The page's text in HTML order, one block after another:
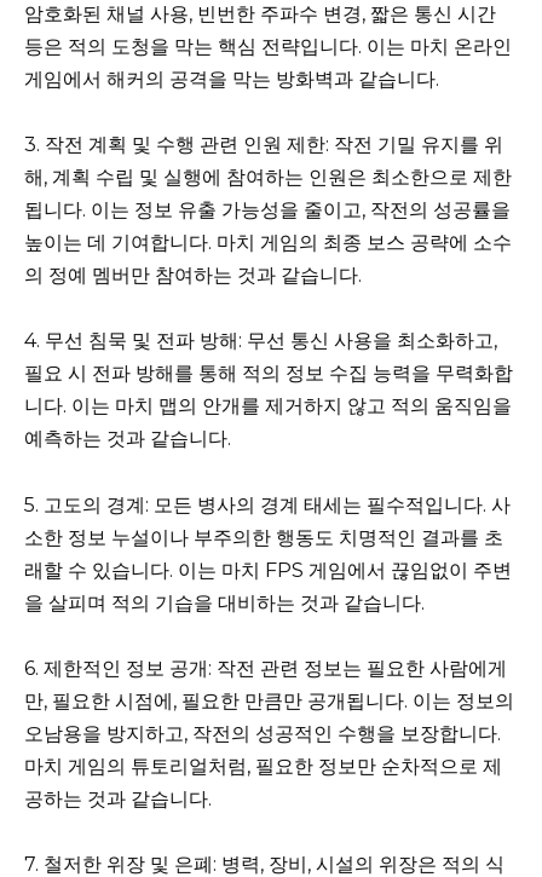
암호화된 채널 사용, 빈번한 주파수 변경, 짧은 통신 시간
등은 적의 도청을 막는 핵심 전략입니다. 이는 마치 온라인
게임에서 해커의 공격을 막는 방화벽과 같습니다.
3. 작전 계획 및 수행 관련 인원 제한: 작전 기밀 유지를 위
해, 계획 수립 및 실행에 참여하는 인원은 최소한으로 제한
됩니다. 이는 정보 유출 가능성을 줄이고, 작전의 성공률을
높이는 데 기여합니다. 마치 게임의 최종 보스 공략에 소수
의 정예 멤버만 참여하는 것과 같습니다.
4. 무선 침묵 및 전파 방해: 무선 통신 사용을 최소화하고,
필요 시 전파 방해를 통해 적의 정보 수집 능력을 무력화합
니다. 이는 마치 맵의 안개를 제거하지 않고 적의 움직임을
예측하는 것과 같습니다.
5. 고도의 경계: 모든 병사의 경계 태세는 필수적입니다. 사
소한 정보 누설이나 부주의한 행동도 치명적인 결과를 초
래할 수 있습니다. 이는 마치 FPS 게임에서 끊임없이 주변
을 살피며 적의 기습을 대비하는 것과 같습니다.
6. 제한적인 정보 공개: 작전 관련 정보는 필요한 사람에게
만, 필요한 시점에, 필요한 만큼만 공개됩니다. 이는 정보의
오남용을 방지하고, 작전의 성공적인 수행을 보장합니다.
마치 게임의 튜토리얼처럼, 필요한 정보만 순차적으로 제
공하는 것과 같습니다.
7. 철저한 위장 및 은폐: 병력, 장비, 시설의 위장은 적의 식